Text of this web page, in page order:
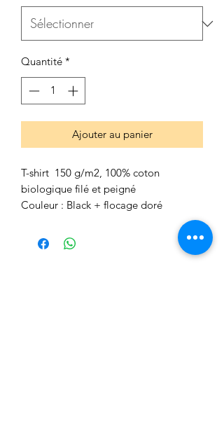
Quantité *
Ajouter au panier
T-shirt 150 g/m2, 100% coton
biologique filé et peigné
Couleur : Black + flocage doré